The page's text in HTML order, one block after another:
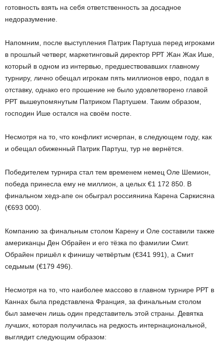
готовность взять на себя ответственность за досадное
недоразумение.
Напомним, после выступления Патрик Партуша перед игроками
в прошлый четверг, маркетинговый директор РРТ Жан Жак Ише,
который в одном из интервью, предшествовавших главному
турниру, лично обещал игрокам пять миллионов евро, подал в
отставку, однако его прошение не было удовлетворено главой
РРТ вышеупомянутым Патриком Партушем. Таким образом,
господин Ише остался на своём посте.
Несмотря на то, что конфликт исчерпан, в следующем году, как
и обещал обиженный Патрик Партуш, тур не вернётся.
Победителем турнира стал тем временем немец Оле Шемион,
победа принесла ему не миллион, а целых €1 172 850. В
финальном хедз-апе он обыграл россиянина Карена Саркисяна
(€693 000).
Компанию за финальным столом Карену и Оле составили также
американцы Ден Обрайен и его тёзка по фамилии Смит.
Обрайен пришёл к финишу четвёртым (€341 991), а Смит
седьмым (€179 496).
Несмотря на то, что наиболее массово в главном турнире РРТ в
Каннах была представлена Франция, за финальным столом
был замечен лишь один представитель этой страны. Девятка
лучших, которая получилась на редкость интернациональной,
выглядит следующим образом: